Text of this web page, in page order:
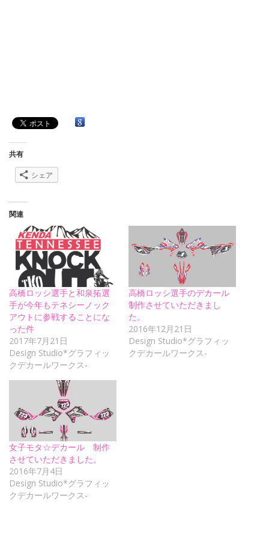
共有
シェア
関連
高橋ロッシ選手と和泉拓選
手が今年もテネシーノック
アウトに参戦することにな
った件
2017年7月21日
Design Studio*グラフィッ
クデカールワークス-
高橋ロッシ選手のデカール
制作させていただきまし
た。
2016年12月21日
Design Studio*グラフィッ
クデカールワークス-
女子モタ☆デカール 制作
させていただきました。
2016年7月4日
Design Studio*グラフィッ
クデカールワークス-